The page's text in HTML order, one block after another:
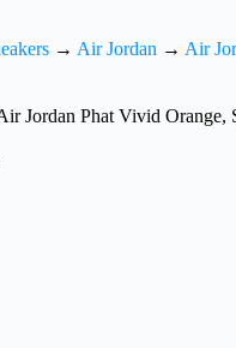
→ Air Jordan → Air
Jordan Phat Vivid